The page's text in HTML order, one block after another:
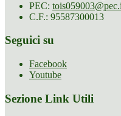
PEC:
C.F.: 95587300013
Seguici su
Facebook
Youtube
Sezione Link Utili